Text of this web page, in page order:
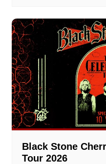
Black Stone
Tour 2026